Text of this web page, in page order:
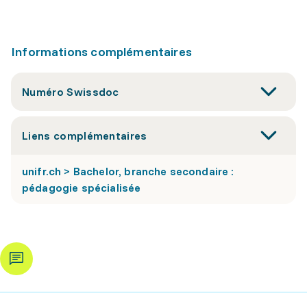
Informations complémentaires
Numéro Swissdoc
Liens complémentaires
unifr.ch > Bachelor, branche secondaire :
pédagogie spécialisée